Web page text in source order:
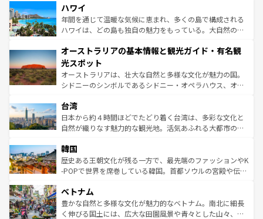
着のスイス情報は
のような巨大都市は、観光、ショッピング、エンターテイ
ンメントが詰まった刺激的なスポットだ。一方、アメリカ
西部には大自然が広がり、グランドキャニオンやイエロー
部のニューオーリンズでは、音楽と美食が融合した独特の
文化が魅力。旅行者はアメリカの各地域で異なる魅力を楽
しみながら、その多様性と豊かな歴史を感じることができ
るだろう。車でのロードトリップや列車の旅も、アメリカ
情報は
ハワイ
年間を通じて温暖な気候に恵まれ、多くの島で構成される
ハワイは、どの島も独自の魅力をもっている。大自然の神
ワイ島は見逃せない。また、定番の観光地といえばオアフ
島だが、静かな自然を求めるならマウイ島やカウアイ島が
おすすめ。エメラルドグリーンに輝く海をはじめ、豊かな
文化や歴史が息づいている。「アロハスピリット」と呼ば
人々、おいしいローカルフードやハワイアンミュージッ
ク、伝統的なフラダンスなど、すべてがハワイの魅力を彩
っている。訪れるたびに新しい発見と感動が待っているハ
はコンテンツ一覧
オーストラリアの基本情報と観光ガイド・有名観
光スポット
オーストラリアは、壮大な自然と多様な文化が魅力の国。
シドニーのシンボルであるシドニー・オペラハウス、オー
リアリーフや大陸中央部にそびえるウルル（エアーズロッ
ク）、タスマニアの美しい原生林やケアンズの熱帯雨林な
ど、見どころがたくさん。また、カフェやワイン、オージ
いる。アクティビティも充実しており、サーフィンやダイ
ビング、ハイキングなど、アウトドア好きにはたまらな
い。オーストラリアの多彩な魅力を存分に味わいつくそ
参照してほしい。
台湾
日本から約４時間ほどでたどり着く台湾は、多彩な文化と
自然が織りなす魅力的な観光地。活気あふれる大都市の台
ン）、静ひつな山岳地帯である台湾東部など、都市の喧騒
と山間の静けさが共存しており、訪れる人に新しい発見と
驚きをもたらしてくれる。また、奥深い台湾の食文化も魅
容にもいいと評判のスイーツなど、バラエティ豊かな料理
が味わえる。 なお、新着の台湾情報は コンテンツ一覧を参
照してほしい。
韓国
歴史ある王朝文化が残る一方で、最先端のファッションやK
-POPで世界を席巻している韓国。首都ソウルの宮殿や伝統
き、地方に足を延ばせば四季折々の自然美を楽しむことが
できる。そして、キムチや焼肉、絶品のストリートフード
まで、さまざまな韓国料理が待っている。夜には、韓国な
ベトナム
豊かな自然と多様な文化が魅力的なベトナム。南北に細長
く伸びる国土には、広大な田園風景や青々とした山々、世